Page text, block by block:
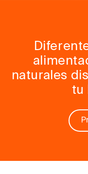
naturales
tu